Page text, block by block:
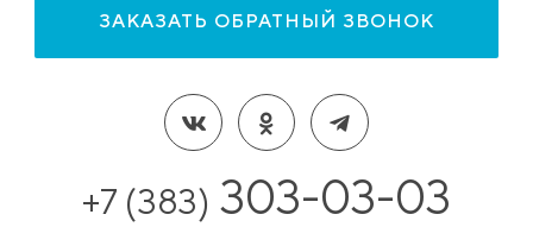
ЗАКАЗАТЬ ОБРАТНЫЙ ЗВОНОК
+7 (383) 303-03-03